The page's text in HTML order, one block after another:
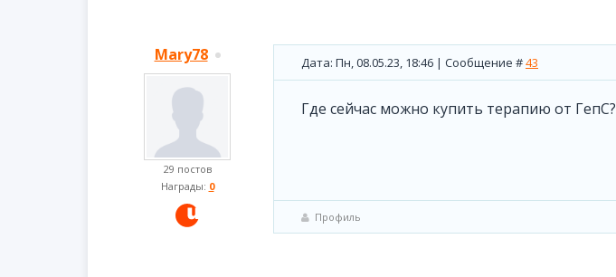
Mary78
29 постов
Награды: 0
Дата: Пн, 08.05.23, 18:46 | Сообщение #43
Где сейчас можно купить терапию от ГепС?
Профиль